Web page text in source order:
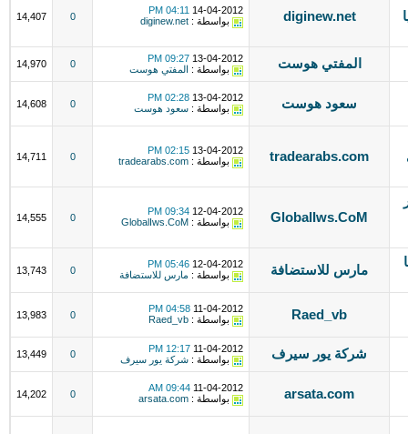
diginew.net
14-04-2012
04:11 PM
بواسطة : diginew.net
0
14,407
المفتي هوست 13-04-2012
09:27 PM
بواسطة :
المفتي هوست 0
14,970
سعود هوست 13-04-2012
02:28 PM
بواسطة : سعود هوست 0
14,608
tradearabs.com
13-04-2012
02:15 PM
بواسطة : tradearabs.com
0
14,711
GlobalIws.CoM
12-04-2012
09:34 PM
بواسطة : GlobalIws.CoM
0
14,555
مارس للاستضافة 12-04-2012
05:46 PM
بواسطة : مارس للاستضافة 0
13,743
Raed_vb
11-04-2012
04:58 PM
بواسطة : Raed_vb
0
13,983
شركة يور سيرف 11-04-2012
12:17 PM
بواسطة : شركة يور سيرف 0
13,449
arsata.com
11-04-2012
09:44 AM
بواسطة : arsata.com
0
14,202